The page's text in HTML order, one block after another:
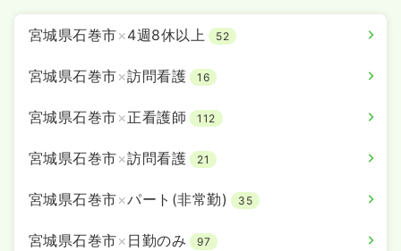
宮城県石巻市×4週8休以上 52
宮城県石巻市×訪問看護 16
宮城県石巻市×正看護師 112
宮城県石巻市×訪問看護 21
宮城県石巻市×パート(非常勤) 35
宮城県石巻市× 日勤のみ 97